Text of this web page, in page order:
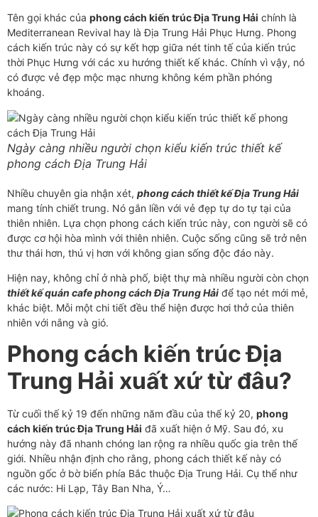
Tên gọi khác của phong cách kiến trúc Địa Trung Hải chính là
Mediterranean Revival hay là Địa Trung Hải Phục Hưng. Phong
cách kiến trúc này có sự kết hợp giữa nét tinh tế của kiến trúc
thời Phục Hưng với các xu hướng thiết kế khác. Chính vì vậy, nó
có được vẻ đẹp mộc mạc nhưng không kém phần phóng
khoáng.
Ngày càng nhiều người chọn kiểu kiến trúc thiết kế
phong cách Địa Trung Hải
Nhiều chuyên gia nhận xét, phong cách thiết kế Địa Trung Hải
mang tính chiết trung. Nó gắn liền với vẻ đẹp tự do tự tại của
thiên nhiên. Lựa chọn phong cách kiến trúc này, con người sẽ có
được cơ hội hòa mình với thiên nhiên. Cuộc sống cũng sẽ trở nên
thư thái hơn, thú vị hơn với không gian sống độc đáo này.
Hiện nay, không chỉ ở nhà phố, biệt thự mà nhiều người còn chọn
thiết kế quán cafe phong cách Địa Trung Hải để tạo nét mới mẻ,
khác biệt. Mỗi một chi tiết đều thể hiện được hơi thở của thiên
nhiên với nắng và gió.
Phong cách kiến trúc Địa
Trung Hải xuất xứ từ đâu?
Từ cuối thế kỷ 19 đến những năm đầu của thế kỷ 20, phong
cách kiến trúc Địa Trung Hải đã xuất hiện ở Mỹ. Sau đó, xu
hướng này đã nhanh chóng lan rộng ra nhiều quốc gia trên thế
giới. Nhiều nhận định cho rằng, phong cách thiết kế này có
nguồn gốc ở bờ biển phía Bắc thuộc Địa Trung Hải. Cụ thể như
các nước: Hi Lạp, Tây Ban Nha, Ý…